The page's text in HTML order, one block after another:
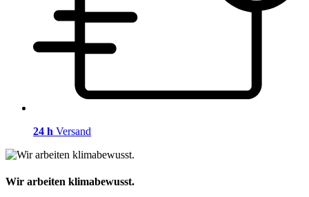
24 h Versand
Wir arbeiten klimabewusst.